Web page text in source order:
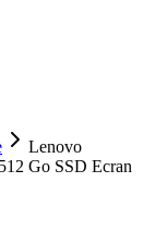
Lenovo
Go SSD Ecran